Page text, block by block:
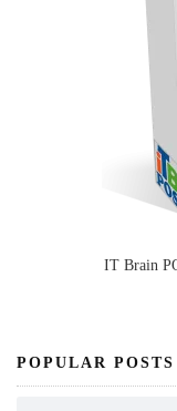
IT Brain
POPULAR POSTS